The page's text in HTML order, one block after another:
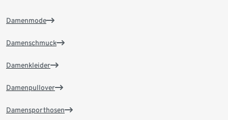
Damenmode
Damenschmuck
Damenkleider
Damenpullover
Damensporthosen